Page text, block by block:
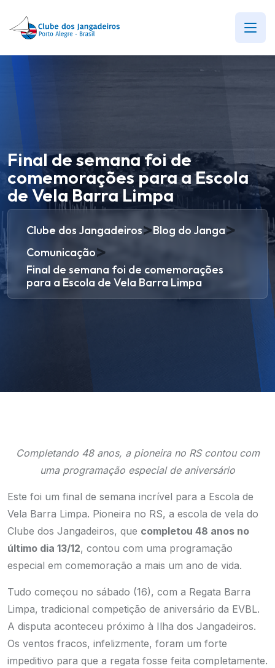
Final de semana foi de
comemorações para a Escola
de Vela Barra Limpa
Clube dos Jangadeiros>Blog do Janga>
Comunicação>
Final de semana foi de comemorações
para a Escola de Vela Barra Limpa
Completando 48 anos, a pioneira no RS contou com
uma programação especial de aniversário
Este foi um final de semana incrível para a Escola de
Vela Barra Limpa. Pioneira no RS, a escola de vela do
Clube dos Jangadeiros, que completou 48 anos no
último dia 13/12, contou com uma programação
especial em comemoração a mais um ano de vida.
Tudo começou no sábado (16), com a Regata Barra
Limpa, tradicional competição de aniversário da EVBL.
A disputa aconteceu próximo à Ilha dos Jangadeiros.
Os ventos fracos, infelizmente, foram um forte
impeditivo para que a regata fosse feita completamente.